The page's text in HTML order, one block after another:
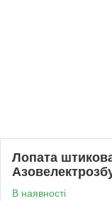
Лопата
В наявності